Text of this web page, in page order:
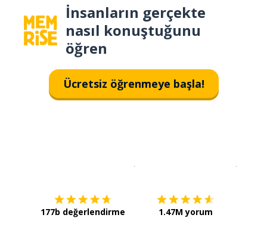
İnsanların gerçekte
nasıl konuştuğunu
öğren
Ücretsiz öğrenmeye başla!
177b değerlendirme 1.47M yorum